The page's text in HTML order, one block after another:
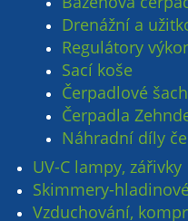
Drenážní a
Regulátory
Sací koše
Čerpadlové
Čerpadla
Náhradní díly
UV-C lampy, zářivky
Skimmery-
Vzduchování,